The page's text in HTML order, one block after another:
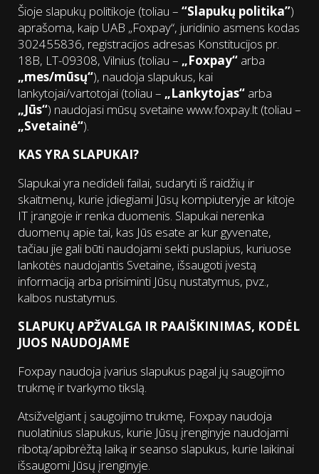
Šioje slapukų politikoje (toliau – “Slapukų politika”)
aprašoma, kaip UAB „Foxpay“, juridinio asmens kodas
302455836, registracijos adresas Konstitucijos pr.
18B, LT-09308, Vilnius (toliau – „Foxpay“ arba
„mes/mūsų“), naudoja slapukus, kai
lankytojai/vartotojai (toliau – „Lankytojas“ arba
„Jūs“) naudojasi mūsų svetaine www.foxpay.lt (toliau –
„Svetainė“).
KAS YRA SLAPUKAI?
Slapukai yra nedideli failai, sudaryti iš raidžių ir
skaitmenų, kurie įdiegiami Jūsų kompiuteryje ar kitoje
IT įrangoje ir renka duomenis. Slapukai nerenka
duomenų apie tai, kas Jūs esate ar kur gyvenate,
tačiau jie gali būti naudojami sekti puslapius, kuriuose
lankotės naudojantis Svetaine, išsaugoti įvestą
informaciją arba prisiminti Jūsų nustatymus, pvz.,
kalbos nustatymus.
SLAPUKŲ APŽVALGA IR PAAIŠKINIMAS, KODĖL
JUOS NAUDOJAME
Foxpay naudoja įvarius slapukus pagal jų saugojimo
trukmę ir tvarkymo tikslą.
Atsižvelgiant į saugojimo trukmę, Foxpay naudoja
nuolatinius slapukus, kurie Jūsų įrenginyje naudojami
ribotą/apibrėžtą laiką ir seanso slapukus, kurie laikinai
išsaugomi Jūsų įrenginyje.